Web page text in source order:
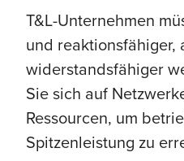
T&L-Unternehmen
und reaktionsfähiger,
widerstandsfähiger
Sie sich auf
Ressourcen, um
Spitzenleistung zu